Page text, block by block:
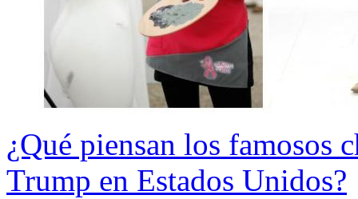
¿Qué piensan los famosos
Trump en Estados Unidos?